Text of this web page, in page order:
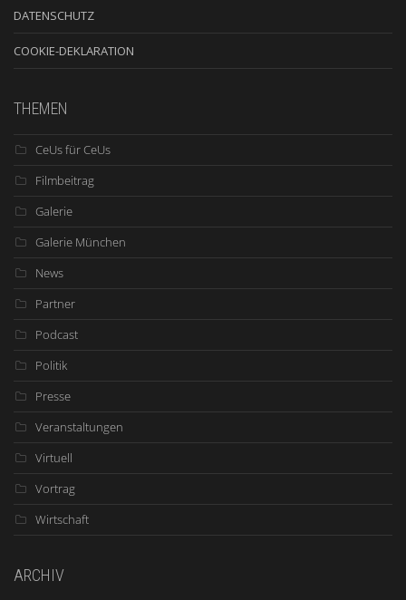
DATENSCHUTZ
COOKIE-DEKLARATION
THEMEN
CeUs für CeUs
Filmbeitrag
Galerie
Galerie München
News
Partner
Podcast
Politik
Presse
Veranstaltungen
Virtuell
Vortrag
Wirtschaft
ARCHIV